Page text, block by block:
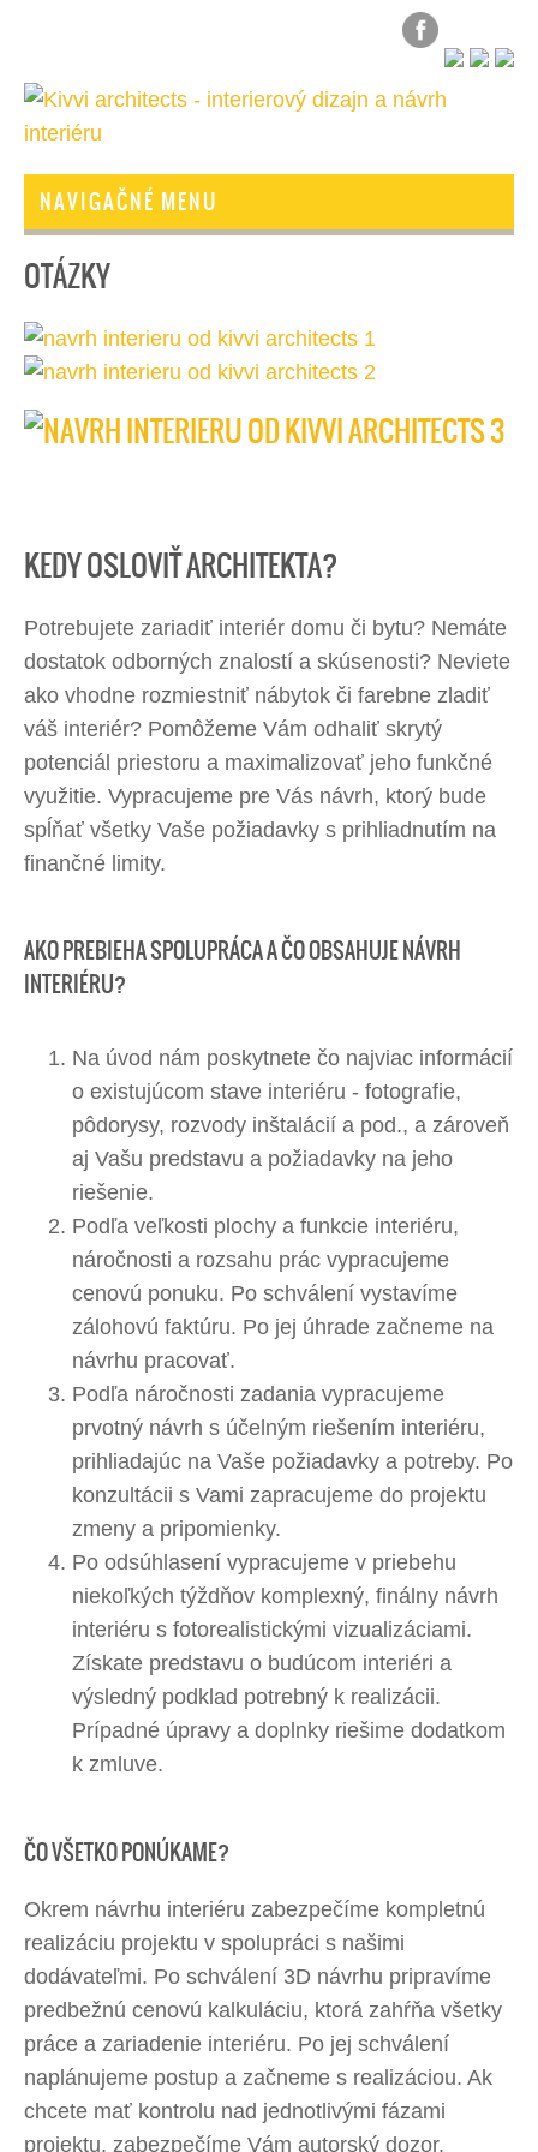
NAVIGAČNÉ MENU
OTÁZKY
KEDY OSLOVIŤ ARCHITEKTA?​
Potrebujete zariadiť interiér domu či bytu? Nemáte
dostatok odborných znalostí a skúsenosti? Neviete
ako vhodne rozmiestniť nábytok či farebne zladiť
váš interiér? Pomôžeme Vám odhaliť skrytý
potenciál priestoru a maximalizovať jeho funkčné
využitie. Vypracujeme pre Vás návrh, ktorý bude
spĺňať všetky Vaše požiadavky s prihliadnutím na
finančné limity.
AKO PREBIEHA SPOLUPRÁCA A ČO OBSAHUJE NÁVRH
INTERIÉRU?
Na úvod nám poskytnete čo najviac informácií
o existujúcom stave interiéru - fotografie,
pôdorysy, rozvody inštalácií a pod., a zároveň
aj Vašu predstavu a požiadavky na jeho
riešenie.
Podľa veľkosti plochy a funkcie interiéru,
náročnosti a rozsahu prác vypracujeme
cenovú ponuku. Po schválení vystavíme
zálohovú faktúru. Po jej úhrade začneme na
návrhu pracovať.
Podľa náročnosti zadania vypracujeme
prvotný návrh s účelným riešením interiéru,
prihliadajúc na Vaše požiadavky a potreby. Po
konzultácii s Vami zapracujeme do projektu
zmeny a pripomienky.
Po odsúhlasení vypracujeme v priebehu
niekoľkých týždňov komplexný, finálny návrh
interiéru s fotorealistickými vizualizáciami.
Získate predstavu o budúcom interiéri a
výsledný podklad potrebný k realizácii.
Prípadné úpravy a doplnky riešime dodatkom
k zmluve.
ČO VŠETKO PONÚKAME?
Okrem návrhu interiéru zabezpečíme kompletnú
realizáciu projektu v spolupráci s našimi
dodávateľmi. Po schválení 3D návrhu pripravíme
predbežnú cenovú kalkuláciu, ktorá zahŕňa všetky
práce a zariadenie interiéru. Po jej schválení
naplánujeme postup a začneme s realizáciou. Ak
chcete mať kontrolu nad jednotlivými fázami
projektu, zabezpečíme Vám autorský dozor,